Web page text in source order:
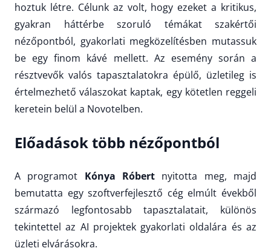
hoztuk létre. Célunk az volt, hogy ezeket a kritikus,
gyakran háttérbe szoruló témákat szakértői
nézőpontból, gyakorlati megközelítésben mutassuk
be egy finom kávé mellett. Az esemény során a
résztvevők valós tapasztalatokra épülő, üzletileg is
értelmezhető válaszokat kaptak, egy kötetlen reggeli
keretein belül a Novotelben.
Előadások több nézőpontból
A programot Kónya Róbert nyitotta meg, majd
bemutatta egy szoftverfejlesztő cég elmúlt évekből
származó legfontosabb tapasztalatait, különös
tekintettel az AI projektek gyakorlati oldalára és az
üzleti elvárásokra.